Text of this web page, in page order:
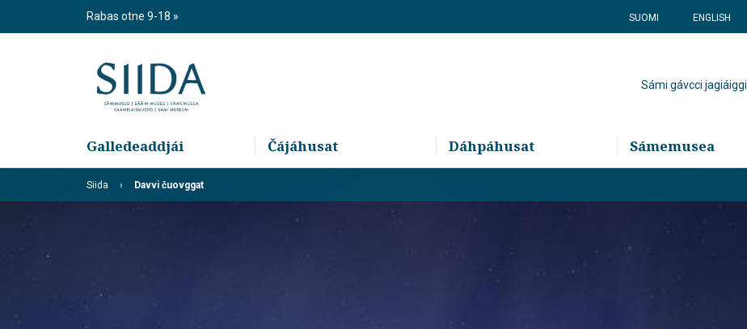
Rabas otne 9-18 SUOMI ENGLISH
Sámi gávcci jagiáiggi
Galledeaddjái Čájáhusat Dáhpáhusat Sámemusea
Siida Davvi čuovggat